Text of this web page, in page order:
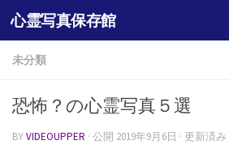
心霊写真保存館
未分類
恐怖？の心霊写真５選
BYVIDEOUPPER · 公開 2019年9月6日 · 更新済み